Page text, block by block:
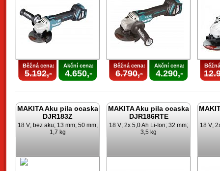
Běžná cena:
5.192,-
Akční cena:
4.650,-
Běžná cena:
6.790,-
Akční cena:
4.290,-
MAKITA Aku pila ocaska
DJR183Z
18 V; bez aku; 13 mm; 50 mm;
1,7 kg
MAKITA Aku pila ocaska
DJR186RTE
18 V; 2x 5,0 Ah Li-Ion; 32 mm;
3,5 kg
18 V;